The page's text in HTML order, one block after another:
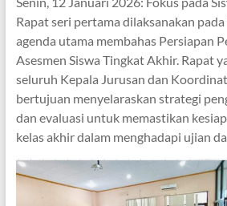
Rapat seri pertama dilaksanakan
agenda utama membahas Persiapan
Asesmen Siswa Tingkat Akhir. Rapat
seluruh Kepala Jurusan dan
bertujuan menyelaraskan strategi
dan evaluasi untuk memastikan
kelas akhir dalam menghadapi ujian